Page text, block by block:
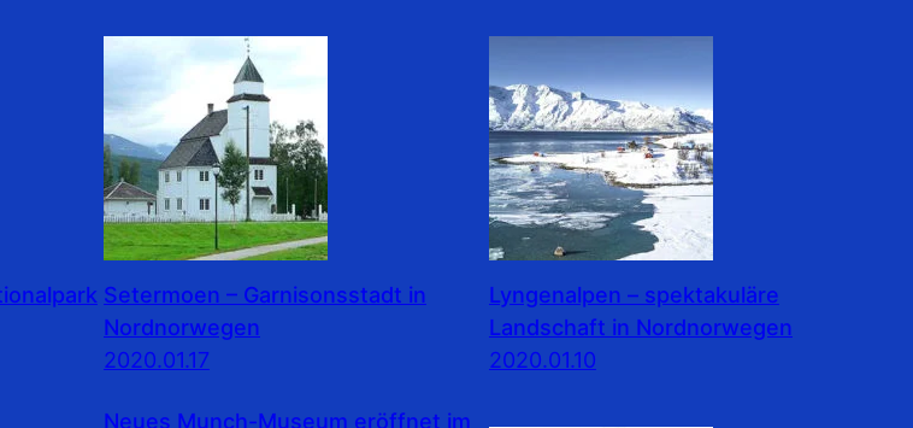
Setermoen – Garnisonsstadt in
Nordnorwegen
2020.01.17
Lyngenalpen – spektakuläre
Landschaft in Nordnorwegen
2020.01.10
Neues Munch-Museum eröffnet im